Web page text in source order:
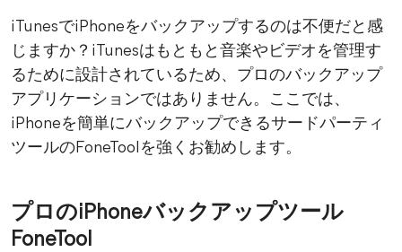
iTunesでiPhoneをバックアップするのは不便だと感
じますか？iTunesはもともと音楽やビデオを管理す
るために設計されているため、プロのバックアップ
アプリケーションではありません。ここでは、
iPhoneを簡単にバックアップできるサードパーティ
ツールのFoneToolを強くお勧めします。
プロのiPhoneバックアップツール
FoneTool